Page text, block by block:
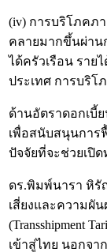
(iv) การบริโภคภ
คลายมากขึ้นผ่าน
ได้ครัวเรือน ราย
ประเทศ การบริโ
ด้านอัตราดอกเบี้
เพื่อสนับสนุนการ
ปัจจัยที่จะช่วยเปิ
ดร.พิมพ์นารา หิรั
เสี่ยงและความผั
(Transshipment
เข้าสู่ไทย นอกจา